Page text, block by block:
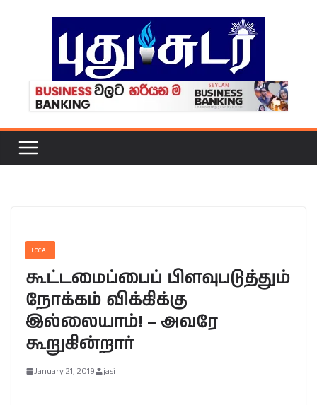
LOCAL
கூட்டமைப்பைப் பிளவுபடுத்தும்
நோக்கம் விக்கிக்கு
இல்லையாம்! – அவரே
கூறுகின்றார்
January 21, 2019 jasi